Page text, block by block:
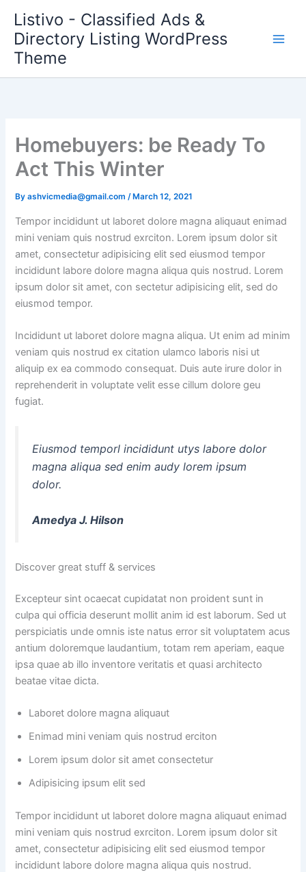
content
Listivo - Classified Ads &
Directory Listing WordPress
Theme
Homebuyers: be Ready To
Act This Winter
Byashvicmedia@gmail.com/ March 12, 2021
Tempor incididunt ut laboret dolore magna aliquaut enimad
mini veniam quis nostrud exrciton. Lorem ipsum dolor sit
amet, consectetur adipisicing elit sed eiusmod tempor
incididunt labore dolore magna aliqua quis nostrud. Lorem
ipsum dolor sit amet, con sectetur adipisicing elit, sed do
eiusmod tempor.
Incididunt ut laboret dolore magna aliqua. Ut enim ad minim
veniam quis nostrud ex citation ulamco laboris nisi ut
aliquip ex ea commodo consequat. Duis aute irure dolor in
reprehenderit in voluptate velit esse cillum dolore geu
fugiat.
Eiusmod temporl incididunt utys labore dolor
magna aliqua sed enim audy lorem ipsum
dolor.
Amedya J. Hilson
Discover great stuff & services
Excepteur sint ocaecat cupidatat non proident sunt in
culpa qui officia deserunt mollit anim id est laborum. Sed ut
perspiciatis unde omnis iste natus error sit voluptatem acus
antium doloremque laudantium, totam rem aperiam, eaque
ipsa quae ab illo inventore veritatis et quasi architecto
beatae vitae dicta.
Laboret dolore magna aliquaut
Enimad mini veniam quis nostrud erciton
Lorem ipsum dolor sit amet consectetur
Adipisicing ipsum elit sed
Tempor incididunt ut laboret dolore magna aliquaut enimad
mini veniam quis nostrud exrciton. Lorem ipsum dolor sit
amet, consectetur adipisicing elit sed eiusmod tempor
incididunt labore dolore magna aliqua quis nostrud.